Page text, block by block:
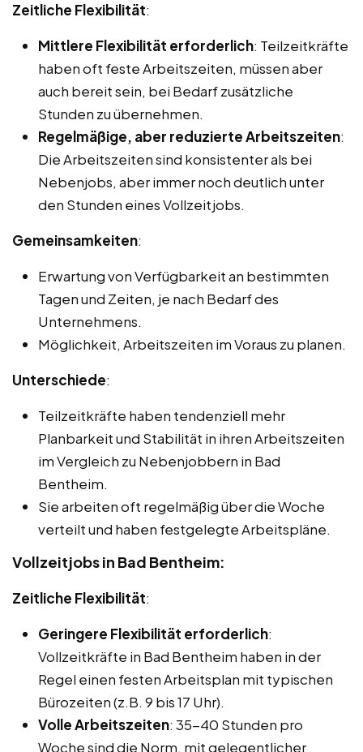
Zeitliche Flexibilität:
Mittlere Flexibilität erforderlich: Teilzeitkräfte
haben oft feste Arbeitszeiten, müssen aber
auch bereit sein, bei Bedarf zusätzliche
Stunden zu übernehmen.
Regelmäßige, aber reduzierte Arbeitszeiten:
Die Arbeitszeiten sind konsistenter als bei
Nebenjobs, aber immer noch deutlich unter
den Stunden eines Vollzeitjobs.
Gemeinsamkeiten:
Erwartung von Verfügbarkeit an bestimmten
Tagen und Zeiten, je nach Bedarf des
Unternehmens.
Möglichkeit, Arbeitszeiten im Voraus zu planen.
Unterschiede:
Teilzeitkräfte haben tendenziell mehr
Planbarkeit und Stabilität in ihren Arbeitszeiten
im Vergleich zu Nebenjobbern in Bad
Bentheim.
Sie arbeiten oft regelmäßig über die Woche
verteilt und haben festgelegte Arbeitspläne.
Vollzeitjobs in Bad Bentheim:
Zeitliche Flexibilität:
Geringere Flexibilität erforderlich:
Vollzeitkräfte in Bad Bentheim haben in der
Regel einen festen Arbeitsplan mit typischen
Bürozeiten (z.B. 9 bis 17 Uhr).
Volle Arbeitszeiten: 35-40 Stunden pro
Woche sind die Norm, mit gelegentlicher